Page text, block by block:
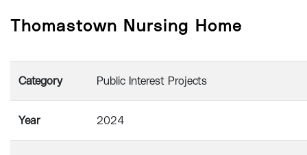
Thomastown Nursing Home
Category Public Interest Projects
Year 2024